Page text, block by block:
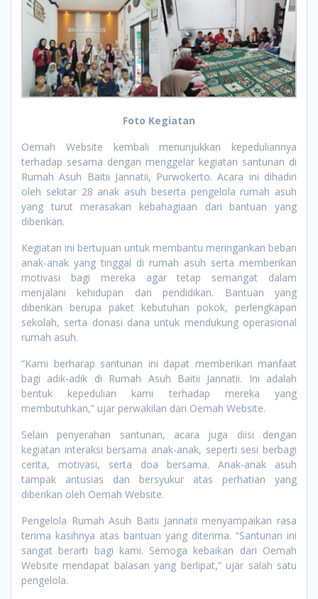
Foto Kegiatan
Oemah Website kembali menunjukkan kepeduliannya
terhadap sesama dengan menggelar kegiatan santunan di
Rumah Asuh Baitii Jannatii, Purwokerto. Acara ini dihadiri
oleh sekitar 28 anak asuh beserta pengelola rumah asuh
yang turut merasakan kebahagiaan dari bantuan yang
diberikan.
Kegiatan ini bertujuan untuk membantu meringankan beban
anak-anak yang tinggal di rumah asuh serta memberikan
motivasi bagi mereka agar tetap semangat dalam
menjalani kehidupan dan pendidikan. Bantuan yang
diberikan berupa paket kebutuhan pokok, perlengkapan
sekolah, serta donasi dana untuk mendukung operasional
rumah asuh.
“Kami berharap santunan ini dapat memberikan manfaat
bagi adik-adik di Rumah Asuh Baitii Jannatii. Ini adalah
bentuk kepedulian kami terhadap mereka yang
membutuhkan,” ujar perwakilan dari Oemah Website.
Selain penyerahan santunan, acara juga diisi dengan
kegiatan interaksi bersama anak-anak, seperti sesi berbagi
cerita, motivasi, serta doa bersama. Anak-anak asuh
tampak antusias dan bersyukur atas perhatian yang
diberikan oleh Oemah Website.
Pengelola Rumah Asuh Baitii Jannatii menyampaikan rasa
terima kasihnya atas bantuan yang diterima. “Santunan ini
sangat berarti bagi kami. Semoga kebaikan dari Oemah
Website mendapat balasan yang berlipat,” ujar salah satu
pengelola.